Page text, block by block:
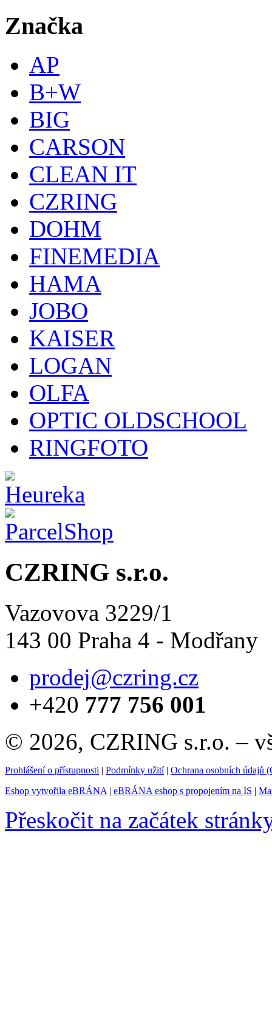
Značka
AP
B+W
BIG
CARSON
CLEAN IT
CZRING
DOHM
FINEMEDIA
HAMA
JOBO
KAISER
LOGAN
OLFA
OPTIC OLDSCHOOL
RINGFOTO
CZRING s.r.o.
Vazovova 3229/1
143 00 Praha 4 - Modřany
prodej@czring.cz
+420 777 756 001
© 2026, CZRING s.r.o. –
Prohlášení o přístupnosti | Podmínky užití| Ochrana osobních údajů
Eshop vytvořila eBRÁNA | eBRÁNA eshop s propojením na IS |
Přeskočit na začátek